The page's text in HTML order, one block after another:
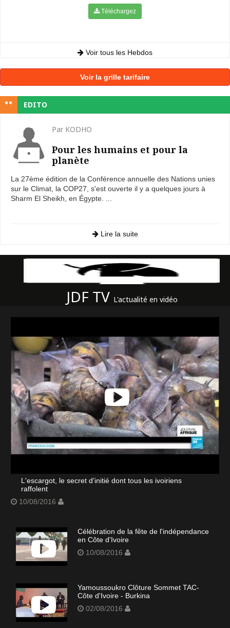
Téléchargez
Voir tous les Hebdos
Voir la grille tarifaire
EDITO
Par KODHO
Pour les humains et pour la
planète
La 27ème édition de la Conférence annuelle des Nations unies
sur le Climat, la COP27, s'est ouverte il y a quelques jours à
Sharm El Sheikh, en Égypte. ...
Lire la suite
JDF TV L'actualité en vidéo
L'escargot, le secret d'initié dont tous les ivoiriens
raffolent
10/08/2016
Célébration de la fête de l'indépendance
en Côte d'Ivoire
10/08/2016
Yamoussoukro Clôture Sommet TAC-
Côte d'Ivoire - Burkina
02/08/2016